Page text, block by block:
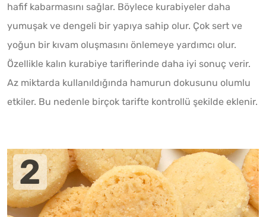
hafif kabarmasını sağlar. Böylece kurabiyeler daha
yumuşak ve dengeli bir yapıya sahip olur. Çok sert ve
yoğun bir kıvam oluşmasını önlemeye yardımcı olur.
Özellikle kalın kurabiye tariflerinde daha iyi sonuç verir.
Az miktarda kullanıldığında hamurun dokusunu olumlu
etkiler. Bu nedenle birçok tarifte kontrollü şekilde eklenir.